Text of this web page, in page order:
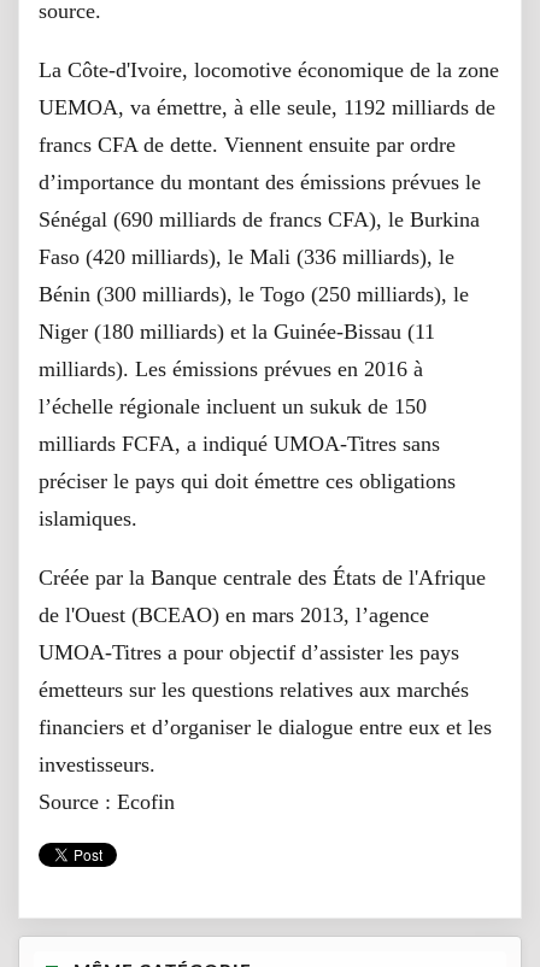
source.
La Côte-d'Ivoire, locomotive économique de la zone
UEMOA, va émettre, à elle seule, 1192 milliards de
francs CFA de dette. Viennent ensuite par ordre
d’importance du montant des émissions prévues le
Sénégal (690 milliards de francs CFA), le Burkina
Faso (420 milliards), le Mali (336 milliards), le
Bénin (300 milliards), le Togo (250 milliards), le
Niger (180 milliards) et la Guinée-Bissau (11
milliards). Les émissions prévues en 2016 à
l’échelle régionale incluent un sukuk de 150
milliards FCFA, a indiqué UMOA-Titres sans
préciser le pays qui doit émettre ces obligations
islamiques.
Créée par la Banque centrale des États de l'Afrique
de l'Ouest (BCEAO) en mars 2013, l’agence
UMOA-Titres a pour objectif d’assister les pays
émetteurs sur les questions relatives aux marchés
financiers et d’organiser le dialogue entre eux et les
investisseurs.
Source : Ecofin